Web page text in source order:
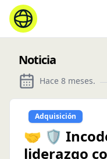
Noticia
Hace 8 meses.
Adquisición
🤝 🛡️
liderazgo